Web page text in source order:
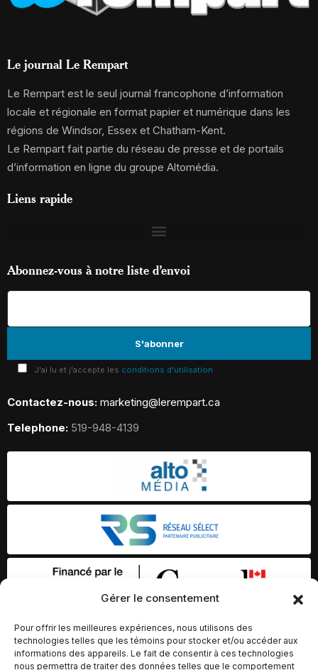
Gérer le consentement
Pour offrir les meilleures expériences, nous utilisons des
technologies telles que les témoins pour stocker et/ou accéder aux
informations des appareils. Le fait de consentir à ces technologies
nous permettra de traiter des données telles que le comportement
Le journal Le Rempart
Le Rempart est le seul journal francophone d’information
locale et régionale en format papier et numérique dans les
régions de Windsor, Essex et Chatham-Kent.
Le Rempart fait partie du réseau de presse et de portails
d’information en ligne du groupe Altomédia.
Liens rapide
Abonnez-vous à notre liste d’envoi
J'ai lu et j'accepte les conditions d'utilisation
Contactez-nous: marketing@lerempart.ca
Telephone: 519-948-4139